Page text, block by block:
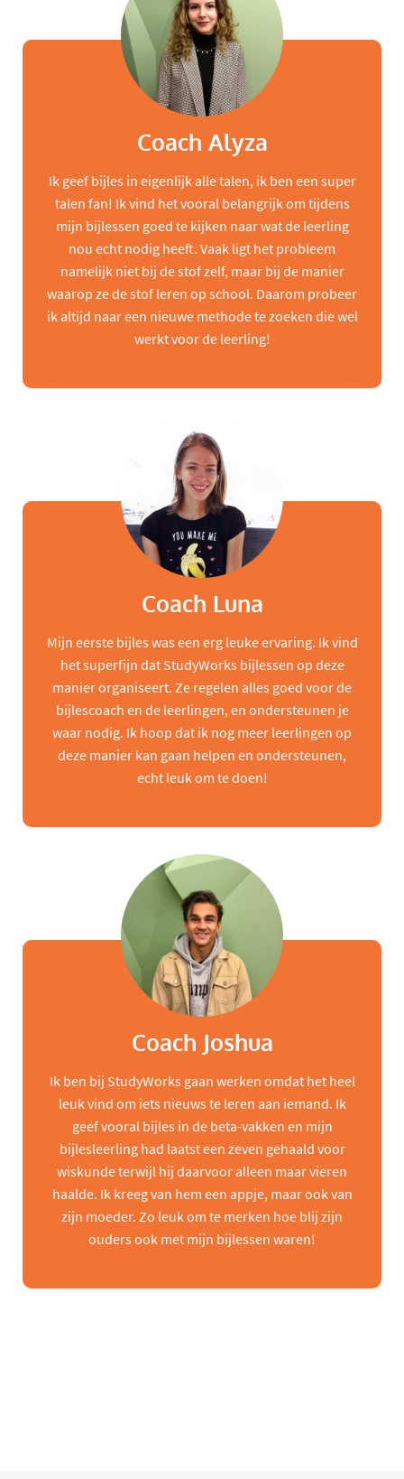
Coach Alyza
Ik geef bijles in eigenlijk alle talen, ik ben een super
talen fan! Ik vind het vooral belangrijk om tijdens
mijn bijlessen goed te kijken naar wat de leerling
nou echt nodig heeft. Vaak ligt het probleem
namelijk niet bij de stof zelf, maar bij de manier
waarop ze de stof leren op school. Daarom probeer
ik altijd naar een nieuwe methode te zoeken die wel
werkt voor de leerling!
Coach Luna
Mijn eerste bijles was een erg leuke ervaring. Ik vind
het superfijn dat StudyWorks bijlessen op deze
manier organiseert. Ze regelen alles goed voor de
bijlescoach en de leerlingen, en ondersteunen je
waar nodig. Ik hoop dat ik nog meer leerlingen op
deze manier kan gaan helpen en ondersteunen,
echt leuk om te doen!
Coach Joshua
Ik ben bij StudyWorks gaan werken omdat het heel
leuk vind om iets nieuws te leren aan iemand. Ik
geef vooral bijles in de beta-vakken en mijn
bijlesleerling had laatst een zeven gehaald voor
wiskunde terwijl hij daarvoor alleen maar vieren
haalde. Ik kreeg van hem een appje, maar ook van
zijn moeder. Zo leuk om te merken hoe blij zijn
ouders ook met mijn bijlessen waren!